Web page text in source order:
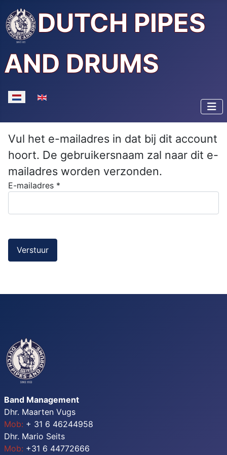
DUTCH PIPES
AND DRUMS
Selecteer de taal
Vul het e-mailadres in dat bij dit account
hoort. De gebruikersnaam zal naar dit e-
mailadres worden verzonden.
E-mailadres *
Verstuur
Band Management
Dhr. Maarten Vugs
Mob: + 31 6 46244958
Dhr. Mario Seits
Mob: +31 6 44772666